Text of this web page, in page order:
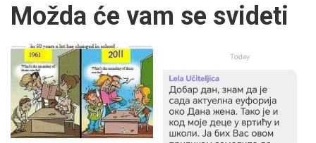
Možda će vam se svideti